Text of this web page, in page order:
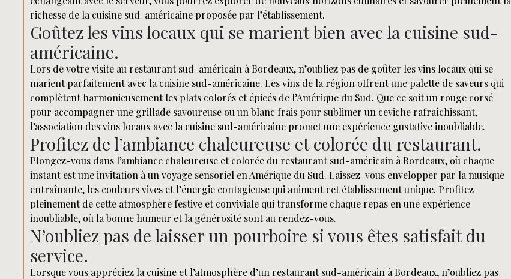
richesse de la cuisine sud-américaine proposée par l’établissement.
Goûtez les vins locaux qui se marient bien avec la cuisine sud-
américaine.
Lors de votre visite au restaurant sud-américain à Bordeaux, n’oubliez pas de goûter les vins locaux qui se
marient parfaitement avec la cuisine sud-américaine. Les vins de la région offrent une palette de saveurs qui
complètent harmonieusement les plats colorés et épicés de l’Amérique du Sud. Que ce soit un rouge corsé
pour accompagner une grillade savoureuse ou un blanc frais pour sublimer un ceviche rafraîchissant,
l’association des vins locaux avec la cuisine sud-américaine promet une expérience gustative inoubliable.
Profitez de l’ambiance chaleureuse et colorée du restaurant.
Plongez-vous dans l’ambiance chaleureuse et colorée du restaurant sud-américain à Bordeaux, où chaque
instant est une invitation à un voyage sensoriel en Amérique du Sud. Laissez-vous envelopper par la musique
entraînante, les couleurs vives et l’énergie contagieuse qui animent cet établissement unique. Profitez
pleinement de cette atmosphère festive et conviviale qui transforme chaque repas en une expérience
inoubliable, où la bonne humeur et la générosité sont au rendez-vous.
N’oubliez pas de laisser un pourboire si vous êtes satisfait du
service.
Lorsque vous appréciez la cuisine et l’atmosphère d’un restaurant sud-américain à Bordeaux, n’oubliez pas